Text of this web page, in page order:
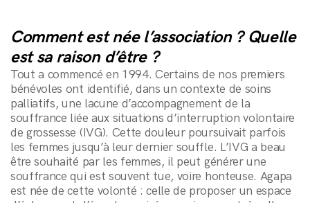
Comment est née l’association ? Quelle
est sa raison d’être ?
Tout a commencé en 1994. Certains de nos premiers
bénévoles ont identifié, dans un contexte de soins
palliatifs, une lacune d’accompagnement de la
souffrance liée aux situations d’interruption volontaire
de grossesse (IVG). Cette douleur poursuivait parfois
les femmes jusqu’à leur dernier souffle. L’IVG a beau
être souhaité par les femmes, il peut générer une
souffrance qui est souvent tue, voire honteuse. Agapa
est née de cette volonté : celle de proposer un espace